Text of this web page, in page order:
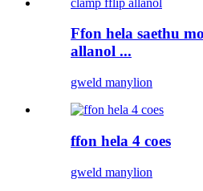
Ffon hela saethu
allanol ...
gweld manylion
ffon hela 4 coes
gweld manylion